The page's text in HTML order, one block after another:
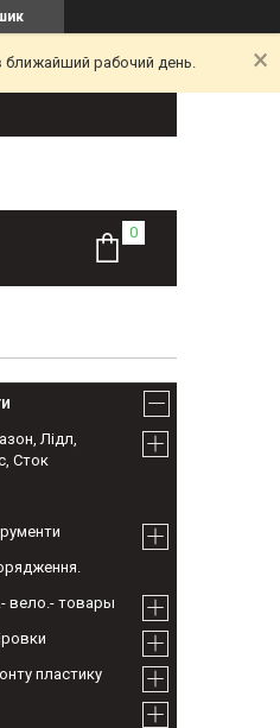
ближайший рабочий день.
Лідл,
Сток
вело.- товары
пластику